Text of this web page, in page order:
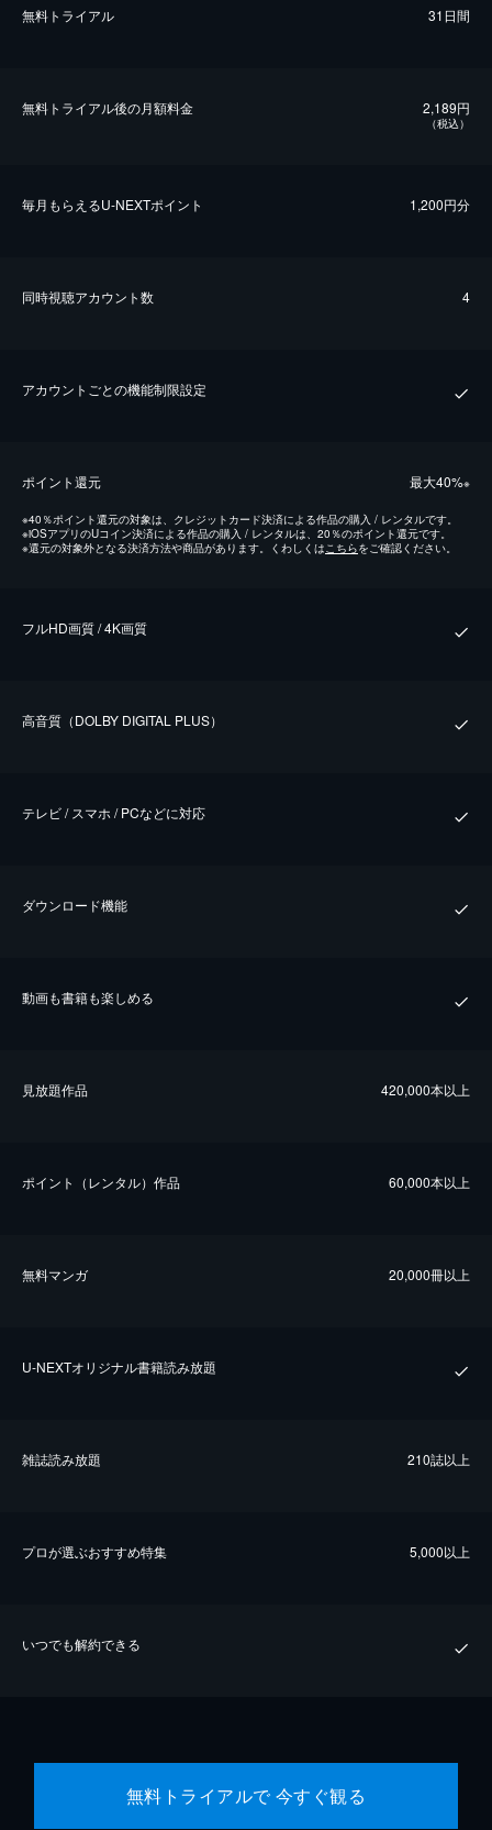
無料トライアル 31日間
無料トライアル後の⽉額料金 2,189円
（税込）
毎⽉もらえるU-NEXTポイント 1,200円分
同時視聴アカウント数 4
アカウントごとの機能制限設定
ポイント還元 最⼤40%※
※40％ポイント還元の対象は、クレジットカード決済による作品の購入 / レンタルです。
※iOSアプリのUコイン決済による作品の購入 / レンタルは、20％のポイント還元です。
※還元の対象外となる決済方法や商品があります。くわしくはこちらをご確認ください。
フルHD画質 / 4K画質
⾼⾳質（DOLBY DIGITAL PLUS）
テレビ / スマホ / PCなどに対応
ダウンロード機能
動画も書籍も楽しめる
⾒放題作品 420,000本以上
ポイント（レンタル）作品 60,000本以上
無料マンガ 20,000冊以上
U-NEXTオリジナル書籍読み放題
雑誌読み放題 210誌以上
プロが選ぶおすすめ特集 5,000以上
いつでも解約できる
無料トライアルで 今すぐ観る